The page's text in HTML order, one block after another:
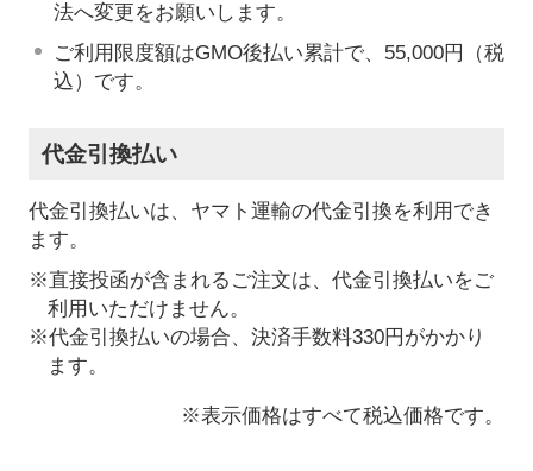
法へ変更をお願いします。
ご利用限度額はGMO後払い累計で、55,000円（税
込）です。
代金引換払い
代金引換払いは、ヤマト運輸の代金引換を利用でき
ます。
※直接投函が含まれるご注文は、代金引換払いをご
利用いただけません。
※代金引換払いの場合、決済手数料330円がかかり
ます。
※表示価格はすべて税込価格です。